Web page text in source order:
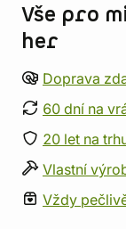
Vše pro
her
Doprava
60 dní na
20 let na
Vlastní
Vždy